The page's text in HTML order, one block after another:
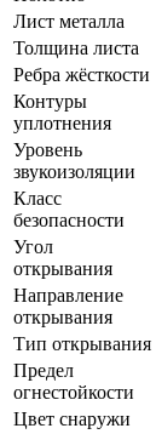
Лист металла
Толщина листа
Ребра жёсткости
Контуры
уплотнения
Уровень
звукоизоляции
Класс
безопасности
Угол
открывания
Направление
открывания
Тип открывания
Предел
огнестойкости
Цвет снаружи